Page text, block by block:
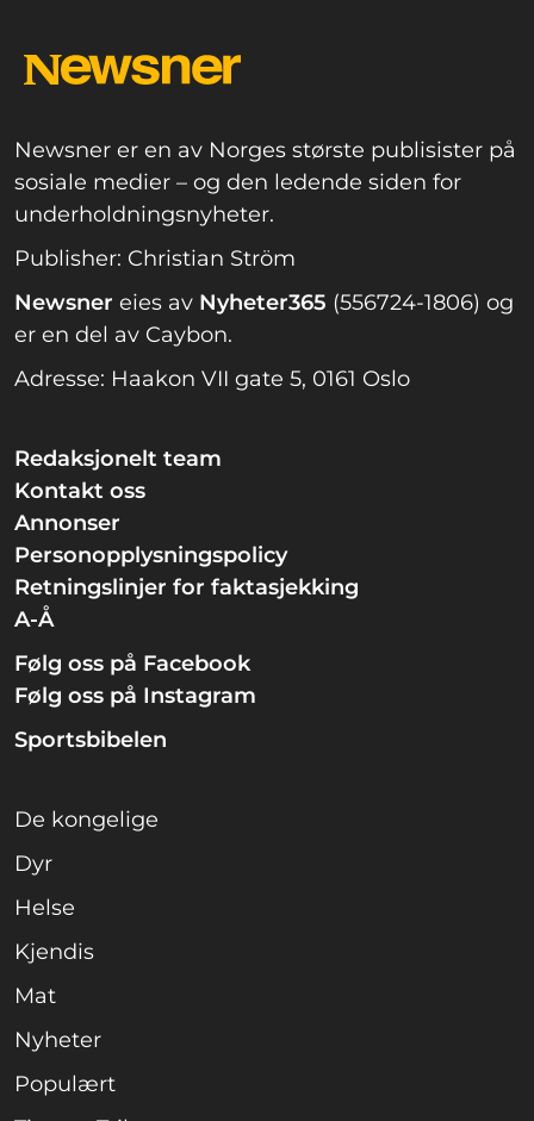
Newsner er en av Norges største publisister på
sosiale medier – og den ledende siden for
underholdningsnyheter.
Publisher: Christian Ström
Newsner eies av Nyheter365 (556724-1806) og
er en del av Caybon.
Adresse: Haakon VII gate 5, 0161 Oslo
Redaksjonelt team
Kontakt oss
Annonser
Personopplysningspolicy
Retningslinjer for faktasjekking
A-Å
Følg oss på Facebook
Følg oss på Instagram
Sportsbibelen
De kongelige
Dyr
Helse
Kjendis
Mat
Nyheter
Populært